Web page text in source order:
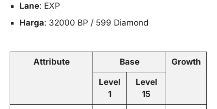
Lane: EXP
Harga: 32000 BP / 599 Diamond
Attribute Base Growth
Level
1
Level
15